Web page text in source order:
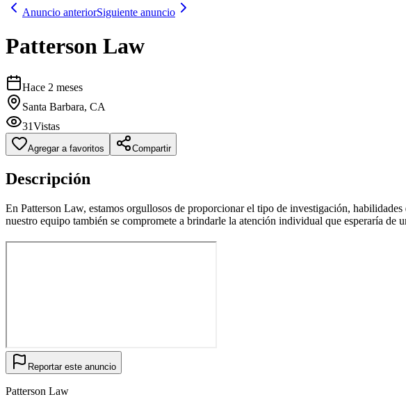
Anuncio anteriorSiguiente anuncio
Patterson Law
Hace 2 meses
Santa Barbara, CA
31Vistas
Agregar a favoritos Compartir
Descripción
En Patterson Law, estamos orgullosos de proporcionar el tipo de investigación,
nuestro equipo también se compromete a brindarle la atención individual que esperaría de
Reportar este anuncio
Patterson Law